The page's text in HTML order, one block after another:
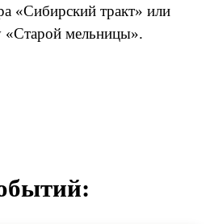
«Сибирский тракт» или
«Старой мельницы».